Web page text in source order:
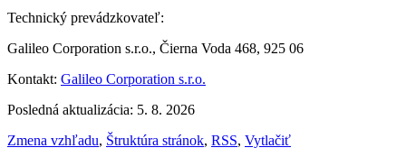
Technický prevádzkovateľ:
Galileo Corporation s.r.o., Čierna Voda 468, 925 06
Kontakt: Galileo Corporation s.r.o.
Posledná aktualizácia: 5. 8. 2026
Zmena vzhľadu, Štruktúra stránok, RSS, Vytlačiť